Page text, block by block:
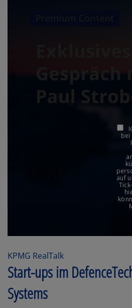
KPMG RealTalk
Start-ups im
Systems